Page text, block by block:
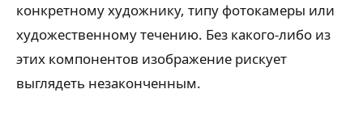
конкретному художнику, типу фотокамеры или
художественному течению. Без какого-либо из
этих компонентов изображение рискует
выглядеть незаконченным.